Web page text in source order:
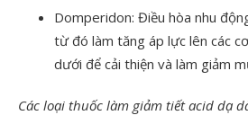
Domperidon: Điều hòa nhu
từ đó làm tăng áp lực lên các
dưới để cải thiện và làm giảm
Các loại thuốc làm giảm tiết acid dạ